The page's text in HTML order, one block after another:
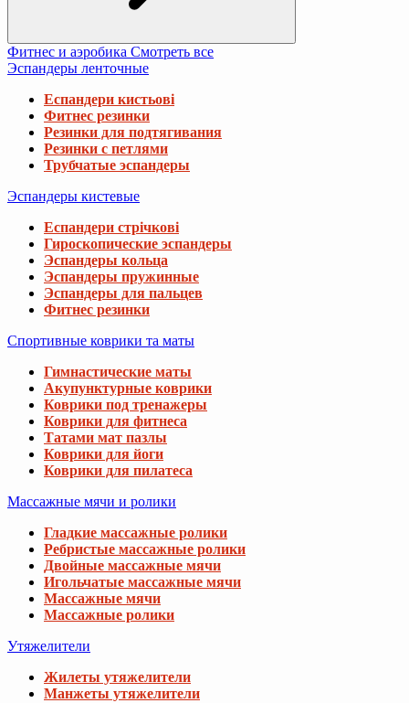
Фитнес и аэробика Смотреть все
Эспандеры ленточные
Еспандери кистьові
Фитнес резинки
Резинки для подтягивания
Резинки с петлями
Трубчатые эспандеры
Эспандеры кистевые
Еспандери стрічкові
Гироскопические эспандеры
Эспандеры кольца
Эспандеры пружинные
Эспандеры для пальцев
Фитнес резинки
Спортивные коврики та маты
Гимнастические маты
Акупунктурные коврики
Коврики под тренажеры
Коврики для фитнеса
Татами мат пазлы
Коврики для йоги
Коврики для пилатеса
Массажные мячи и ролики
Гладкие массажные ролики
Ребристые массажные ролики
Двойные массажные мячи
Игольчатые массажные мячи
Массажные мячи
Массажные ролики
Утяжелители
Жилеты утяжелители
Манжеты утяжелители